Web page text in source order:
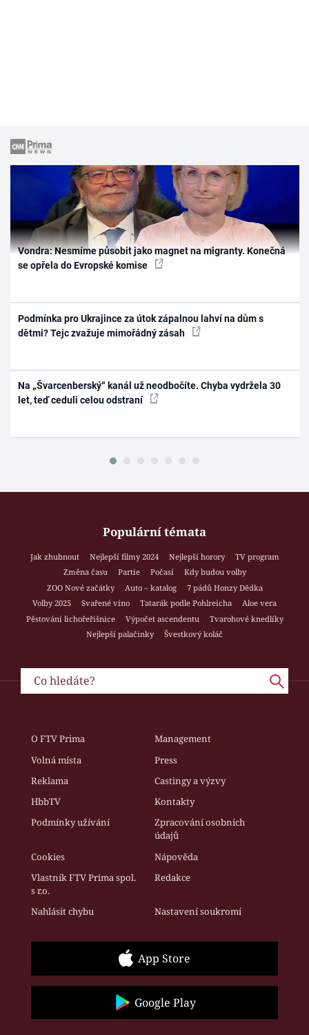
Vondra: Nesmíme působit jako magnet na migranty. Konečná
se opřela do Evropské komise
Podmínka pro Ukrajince za útok zápalnou lahví na dům s
dětmi? Tejc zvažuje mimořádný zásah
Na „Švarcenberský“ kanál už neodbočíte. Chyba vydržela 30
let, teď ceduli celou odstraní
Populární témata
Jak zhubnout Nejlepší filmy 2024 Nejlepší horory
TV program
Změna času
Partie Počasí
Kdy budou volby
ZOO Nové začátky
Auto – katalog
7 pádů Honzy Dědka
Volby 2025
Svařené víno Tatarák podle Pohlreicha
Aloe vera
Pěstování lichořeřišnice
Výpočet ascendentu
Tvarohové knedlíky
Nejlepší palačinky
Švestkový koláč
O FTV Prima
Management
Volná místa
Press
Reklama
Castingy a výzvy
HbbTV
Kontakty
Podmínky užívání
Zpracování osobních
údajů
Cookies
Nápověda
Vlastník FTV Prima spol.
s r.o.
Redakce
Nahlásit chybu Nastavení soukromí
App Store
Google Play